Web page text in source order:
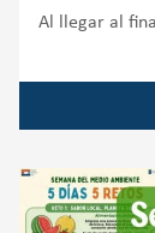
Al llegar al
momentos,
Colegio